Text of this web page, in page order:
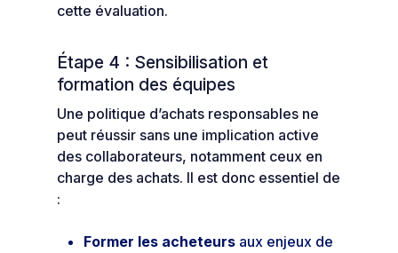
cette évaluation.
Étape 4 : Sensibilisation et
formation des équipes
Une politique d’achats responsables ne
peut réussir sans une implication active
des collaborateurs, notamment ceux en
charge des achats. Il est donc essentiel de
:
Former les acheteurs aux enjeux de